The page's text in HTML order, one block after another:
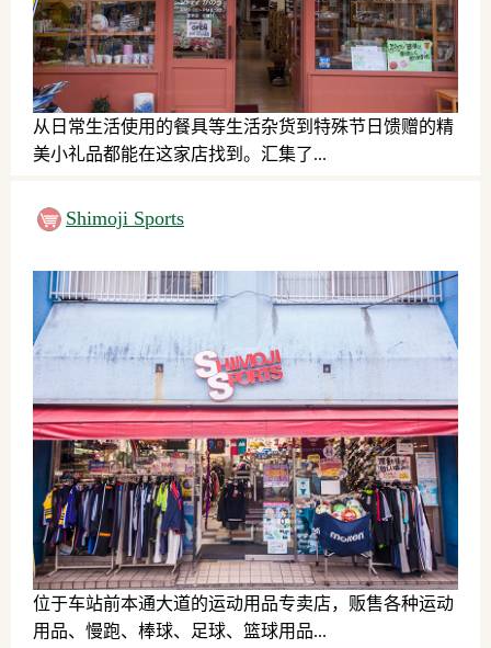
从日常生活使用的餐具等生活杂货到特殊节日馈赠的精
美小礼品都能在这家店找到。汇集了...
Shimoji Sports
位于车站前本通大道的运动用品专卖店，贩售各种运动
用品、慢跑、棒球、足球、篮球用品...